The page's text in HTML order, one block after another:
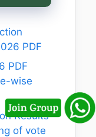
PDF
PDF
wise
Results
of vote